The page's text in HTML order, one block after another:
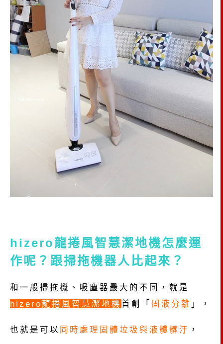
hizero龍捲風智慧潔地機怎麼運
作呢？跟掃拖機器人比起來？
和一般掃拖機、吸塵器最大的不同，就是
hizero龍捲風智慧潔地機 首創「 固液分離 」，
也就是可以 同時處理固體垃圾與液體髒汙 ，